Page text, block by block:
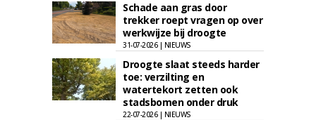
Schade aan gras door
trekker roept vragen op over
werkwijze bij droogte
31-07-2026 | NIEUWS
Droogte slaat steeds harder
toe: verzilting en
watertekort zetten ook
stadsbomen onder druk
22-07-2026 | NIEUWS